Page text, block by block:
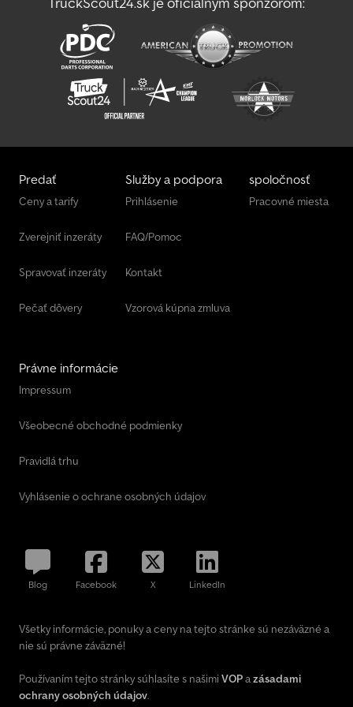
accessories available on request. Subject to technical
modifications, price changes, and errors. No liability for typing or
printing errors. Features: auto-reverse, rubber suspension axle,
independent suspension, winch, jockey wheel, marker lights, hot-
dip galvanized, braked, includes warranty, Brenderup uses
galvanized components for optimal corrosion protection, robust
and stable chassis construction, braked, 13-pin connector with
reversing light, protected tail lights, 14-inch tyres, upgradeable for
Predať
Ceny a tarify
Zverejniť inzeráty
Spravovať inzeráty
Pečať dôvery
Služby a podpora
Prihlásenie
FAQ/Pomoc
Kontakt
Vzorová kúpna zmluva
spoločnosť
Pracovné miesta
Právne informácie
Impressum
Všeobecné obchodné podmienky
Pravidlá trhu
Vyhlásenie o ochrane osobných údajov
Blog Facebook X LinkedIn
Všetky informácie, ponuky a ceny na tejto stránke sú nezáväzné a
nie sú právne záväzné!
Používaním tejto stránky súhlasíte s našimi VOPazásadami
ochrany osobných údajov.